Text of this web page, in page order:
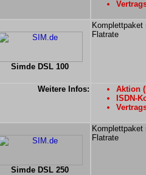
Simde DSL 100
Komplettpaket
Flatrate
Weitere Infos:
Aktion
ISDN-
Simde DSL 250
Komplettpaket
Flatrate